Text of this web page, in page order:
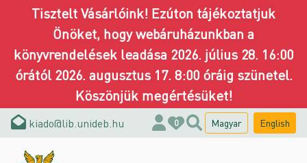
Tisztelt Vásárlóink! Ezúton tájékoztatjuk
Önöket, hogy webáruházunkban a
könyvrendelések leadása 2026. július 28. 16:00
órától 2026. augusztus 17. 8:00 óráig szünetel.
Köszönjük megértésüket!
kiado@lib.unideb.hu 0 Magyar English